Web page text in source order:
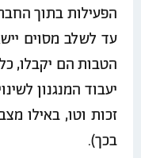
הפעילות בתוך
עד לשלב מסוים
הטבות הם יקבלו,
יעבוד המנגנון
זכות וטו, באילו
בכך).